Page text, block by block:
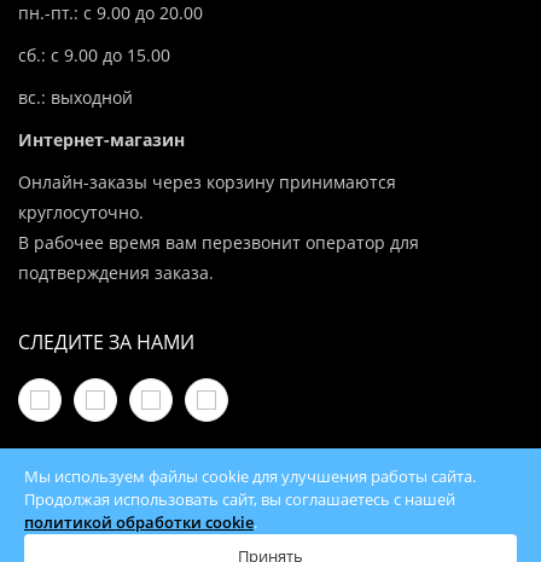
пн.-пт.: с 9.00 до 20.00
сб.: с 9.00 до 15.00
вс.: выходной
Интернет-магазин
Онлайн-заказы через корзину принимаются
круглосуточно.
В рабочее время вам перезвонит оператор для
подтверждения заказа.
СЛЕДИТЕ ЗА НАМИ
© 2026 100Kotlov.by — продажа отопительного
оборудования с доставкой по всей Беларуси
Мы используем файлы cookie для улучшения работы сайта.
Продолжая использовать сайт, вы соглашаетесь с нашей
политикой обработки cookie.
Принять